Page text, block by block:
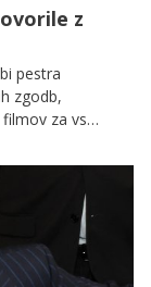
z
pestra
zgodb,
za vso